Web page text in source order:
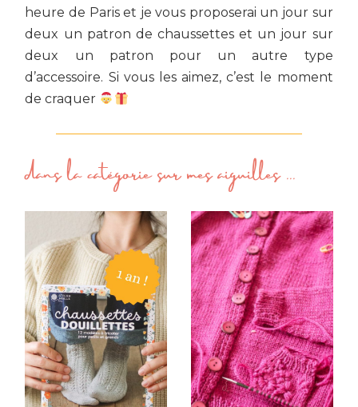
heure de Paris et je vous proposerai un jour sur
deux un patron de chaussettes et un jour sur
deux un patron pour un autre type
d’accessoire. Si vous les aimez, c’est le moment
de craquer
dans la catégoriesur mes aiguilles...